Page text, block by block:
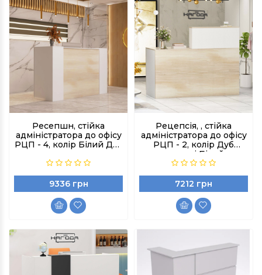
Ресепшн, стійка
адміністратора до офісу
РЦП - 4, колір Білий Дуб
9336 грн
Рецепсія, , стійка
адміністратора до офісу
РЦП - 2, колір Дуб
шамоні Білий
7212 грн